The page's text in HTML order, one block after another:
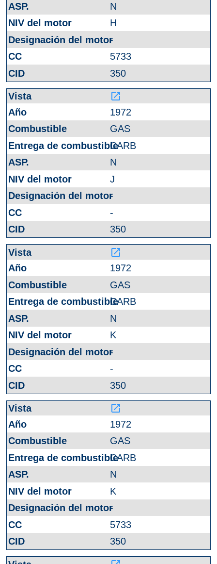
N
H
-
5733
350
launch
1972
GAS
CARB
N
J
-
-
350
launch
1972
GAS
CARB
N
K
-
-
350
launch
1972
GAS
CARB
N
K
-
5733
350